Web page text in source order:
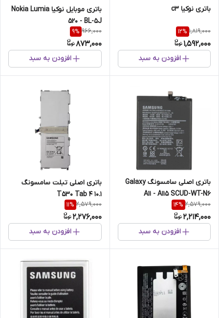
باتری نوکیا c3
1,819,000
12%
1,592,000
افزودن به سبد
باتری موبایل نوکیا Nokia Lumia
520 - BL-5J
966,000
9%
873,000
افزودن به سبد
باتری اصلی سامسونگ Galaxy
A11 - A115 SCUD-WT-N6
2,579,000
14%
2,214,000
افزودن به سبد
باتری اصلی تبلت سامسونگ
T530 Tab 4 10.1
2,579,000
11%
2,276,000
افزودن به سبد